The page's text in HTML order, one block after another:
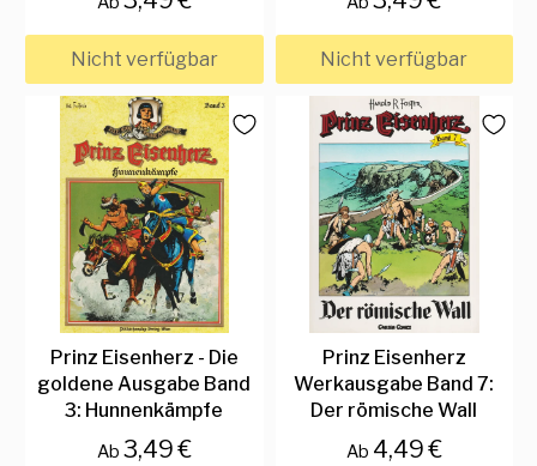
Nicht verfügbar Nicht verfügbar
Prinz Eisenherz - Die
goldene Ausgabe Band
3: Hunnenkämpfe
Ab 3,49 €
Prinz Eisenherz
Werkausgabe Band 7:
Der römische Wall
Ab 4,49 €